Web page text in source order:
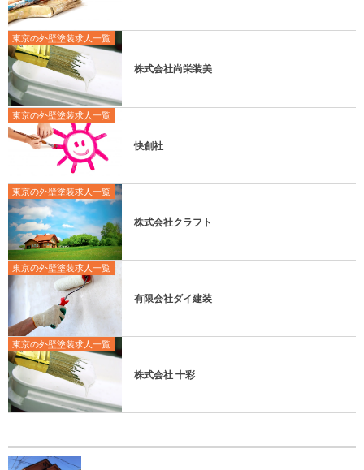
東京の外壁塗装求人一覧
株式会社尚栄装美
東京の外壁塗装求人一覧
快創社
東京の外壁塗装求人一覧
株式会社クラフト
東京の外壁塗装求人一覧
有限会社ダイ建装
東京の外壁塗装求人一覧
株式会社 十彩